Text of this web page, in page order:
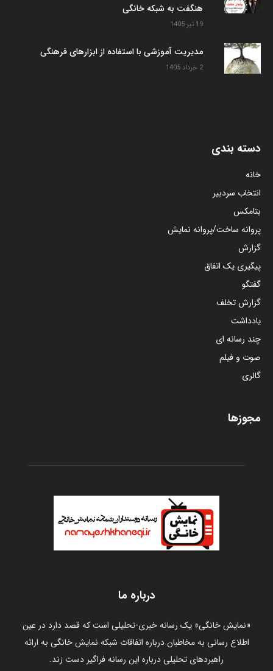
هنگفت به شبکه خانگی
19 تیر 1405
مدیریت آموزشی با استفاده از ابزارهای فرهنگی
2 خرداد 1405
دسته بندی
خانه
انتخاب سردبیر
بتامکس
پروانه ساخت/پروانه نمایش
گزارش
پیگیری یک اتفاق
گفتگو
گزارش تخلف
یادداشت
چند رسانه ای
صوت و فیلم
گالری
مجوزها
درباره ما
«نمایش خانگی» یک رسانه خبری-تحلیلی است که قصد دارد در عین
اطلاع رسانی به مخاطبان درباره اتفاقات شبکه نمایش خانگی به ارائه
راهبردهای تحلیلی درباره این رسانه فراگیر دست زند.